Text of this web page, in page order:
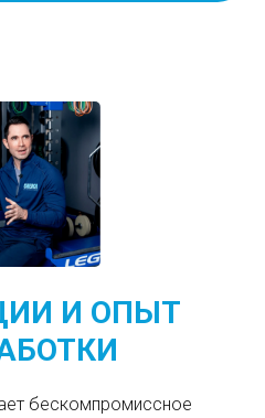
И ОПЫТ
бескомпромиссное